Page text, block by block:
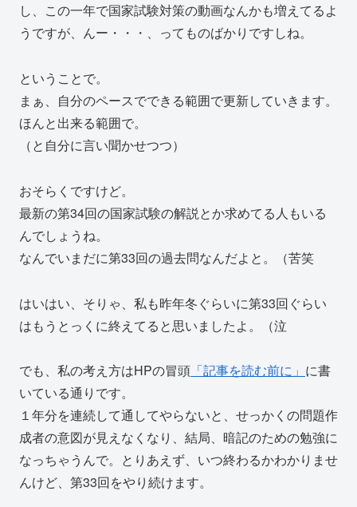
し、この一年で国家試験対策の動画なんかも増えてるよ
うですが、んー・・・、ってものばかりですしね。
ということで。
まぁ、自分のペースでできる範囲で更新していきます。
ほんと出来る範囲で。
（と自分に言い聞かせつつ）
おそらくですけど。
最新の第34回の国家試験の解説とか求めてる人もいる
んでしょうね。
なんでいまだに第33回の過去問なんだよと。（苦笑
はいはい、そりゃ、私も昨年冬ぐらいに第33回ぐらい
はもうとっくに終えてると思いましたよ。（泣
でも、私の考え方はHPの冒頭 「記事を読む前に」 に書
いている通りです。
１年分を連続して通してやらないと、せっかくの問題作
成者の意図が見えなくなり、結局、暗記のための勉強に
なっちゃうんで。とりあえず、いつ終わるかわかりませ
んけど、第33回をやり続けます。